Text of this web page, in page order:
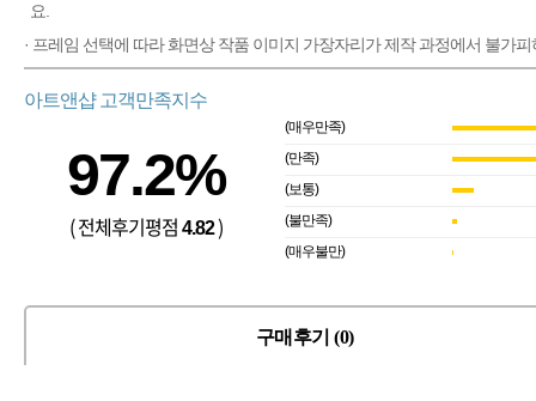
요.
· 프레임 선택에 따라 화면상 작품 이미지 가장자리가 제작 과정에서 불가
아트앤샵 고객만족지수
97.2%
( 전체후기평점 4.82)
(매우만족)
(만족)
(보통)
(불만족)
(매우불만)
구매후기 (0)